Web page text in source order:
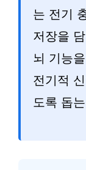
는 전기
저장을
뇌 기능
전기적
도록 돕